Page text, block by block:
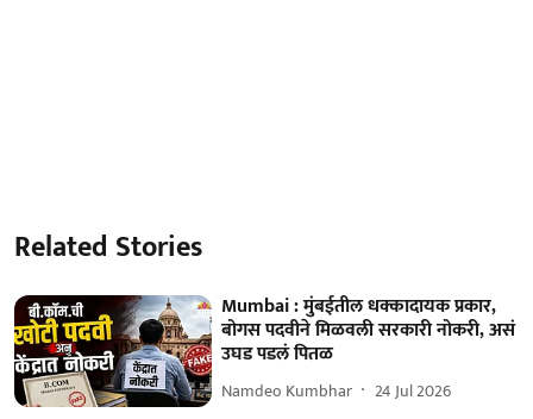
Related Stories
Mumbai : मुंबईतील धक्कादायक प्रकार,
बोगस पदवीने मिळवली सरकारी नोकरी, असं
उघड पडलं पितळ
Namdeo Kumbhar 24 Jul 2026